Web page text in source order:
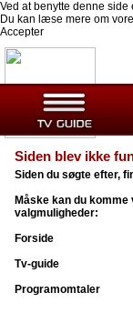
Ved at benytte denne
Du kan læse mere om
Accepter
Siden blev ikke
Siden du søgte efter,
Måske kan du
valgmuligheder:
Forside
Tv-guide
Programomtaler